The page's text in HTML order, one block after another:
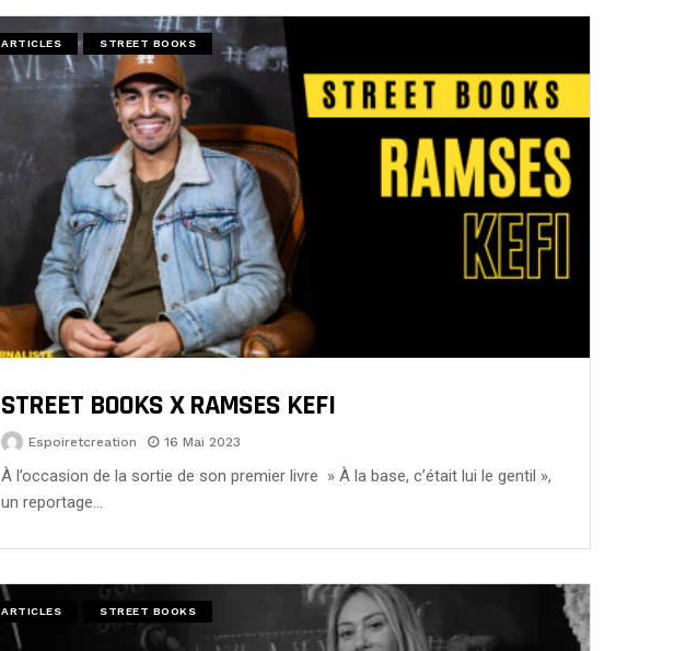
ARTICLES STREET BOOKS
STREET BOOKS X RAMSES KEFI
Espoiretcreation 16 Mai 2023
À l’occasion de la sortie de son premier livre » À la base, c’était lui le gentil »,
un reportage…
ARTICLES STREET BOOKS